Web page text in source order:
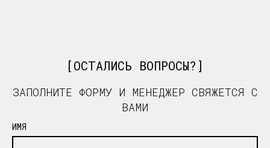
[ОСТАЛИСЬ ВОПРОСЫ?]
ЗАПОЛНИТЕ ФОРМУ И МЕНЕДЖЕР СВЯЖЕТСЯ С
ВАМИ
ИМЯ